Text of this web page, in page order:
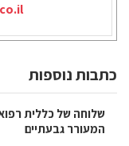
כתבות נוספות
שלוחה של כללית
המעורר גבעתיים